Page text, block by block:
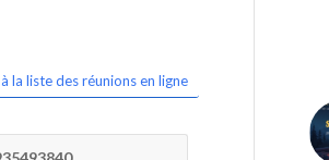
la liste des réunions en ligne